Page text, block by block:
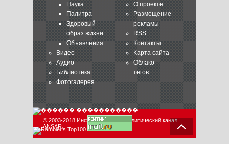
Наука
Палитра
Здоровый
образ жизни
Объявления
Видео
Аудио
Библиотека
Фотогалерея
О проекте
Размещение
рекламы
RSS
Контакты
Карта сайта
Облако
тегов
© 2003-2018 Информационно-аналитический канал
ANSAR